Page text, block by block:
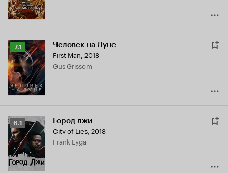
Рейтинг
Кинопоиска
7.1
7.1 Человек на Луне
First Man, 2018
Gus Grissom
Рейтинг
Кинопоиска
6.1
6.1 Город лжи
City of Lies, 2018
Frank Lyga